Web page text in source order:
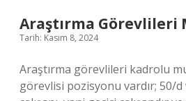
Araştırma
Tarih: Kasım 8, 2024
Araştırma görevlileri kadrolu
görevlisi pozisyonu vardır; 50/